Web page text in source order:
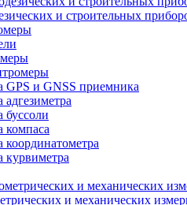
и строительных
GPS и GNSS приемника
адгезиметра
буссоли
компаса
координатометра
курвиметра
и механических